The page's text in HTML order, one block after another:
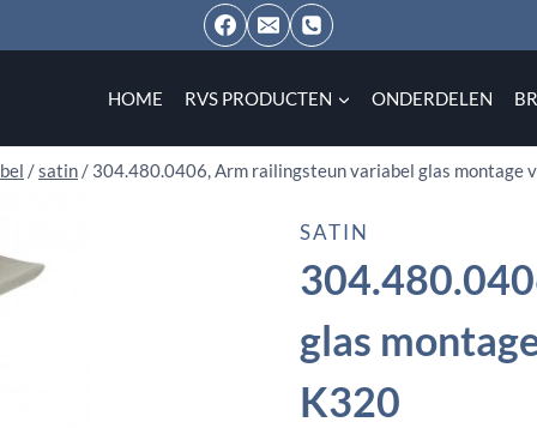
HOME RVS PRODUCTEN ONDERDELEN
/satin / 304.480.0406, Arm railingsteun variabel glas montage
SATIN
glas
K320